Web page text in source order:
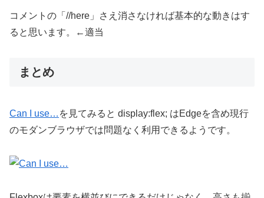
コメントの「//here」さえ消さなければ基本的な動きはす
ると思います。←適当
まとめ
Can I use… を見てみると display:flex; はEdgeを含め現行
のモダンブラウザでは問題なく利用できるようです。